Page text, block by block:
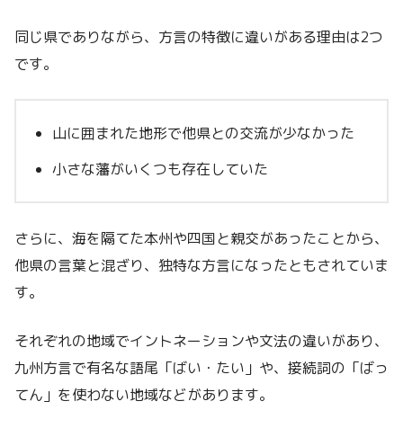
同じ県でありながら、方言の特徴に違いがある理由は2つ
です。
山に囲まれた地形で他県との交流が少なかった
小さな藩がいくつも存在していた
さらに、海を隔てた本州や四国と親交があったことから、
他県の言葉と混ざり、独特な方言になったともされていま
す。
それぞれの地域でイントネーションや文法の違いがあり、
九州方言で有名な語尾「ばい・たい」や、接続詞の「ばっ
てん」を使わない地域などがあります。